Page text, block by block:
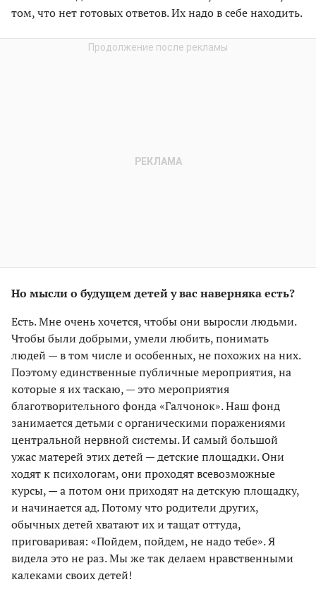
том, что нет готовых ответов. Их надо в себе находить.
Но мысли о будущем детей у вас наверняка есть?
Есть. Мне очень хочется, чтобы они выросли людьми.
Чтобы были добрыми, умели любить, понимать
людей — в том числе и особенных, не похожих на них.
Поэтому единственные публичные мероприятия, на
которые я их таскаю, — это мероприятия
благотворительного фонда «Галчонок». Наш фонд
занимается детьми с органическими поражениями
центральной нервной системы. И самый большой
ужас матерей этих детей — детские площадки. Они
ходят к психологам, они проходят всевозможные
курсы, — а потом они приходят на детскую площадку,
и начинается ад. Потому что родители других,
обычных детей хватают их и тащат оттуда,
приговаривая: «Пойдем, пойдем, не надо тебе». Я
видела это не раз. Мы же так делаем нравственными
калеками своих детей!